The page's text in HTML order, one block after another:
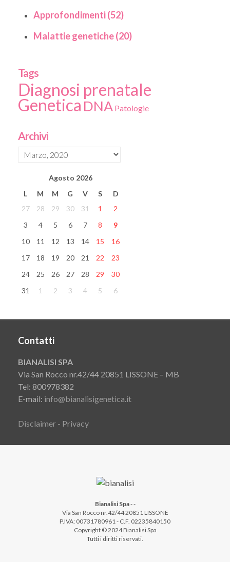
Approfondimenti (52)
Malattie genetiche (20)
Tags
Diagnosi prenatale
Genetica DNA Patologie
Archivi
Agosto 2026
L
M M G V S
D
27
28 29 30 31 1
2
3
4 5 6 7 8
9
10
11 12 13 14 15
16
17
18 19 20 21 22
23
24
25 26 27 28 29
30
31
1 2 3 4 5 6
Contatti
BIANALISI SPA
Via San Rocco nr.42/44 20851 LISSONE – MB
Tel: 800978382
E-mail: info@bianalisigenetica.it
Disclaimer - Privacy
Bianalisi Spa--
Via San Rocco nr.42/44 20851 LISSONE
P.IVA: 00731780961 - C.F. 02235840150
Copyright © 2024 Bianalisi Spa
Tutti i diritti riservati.